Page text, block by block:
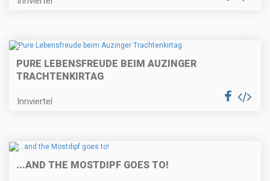
PURE LEBENSFREUDE BEIM AUZINGER
TRACHTENKIRTAG
Innviertel
...AND THE MOSTDIPF GOES TO!